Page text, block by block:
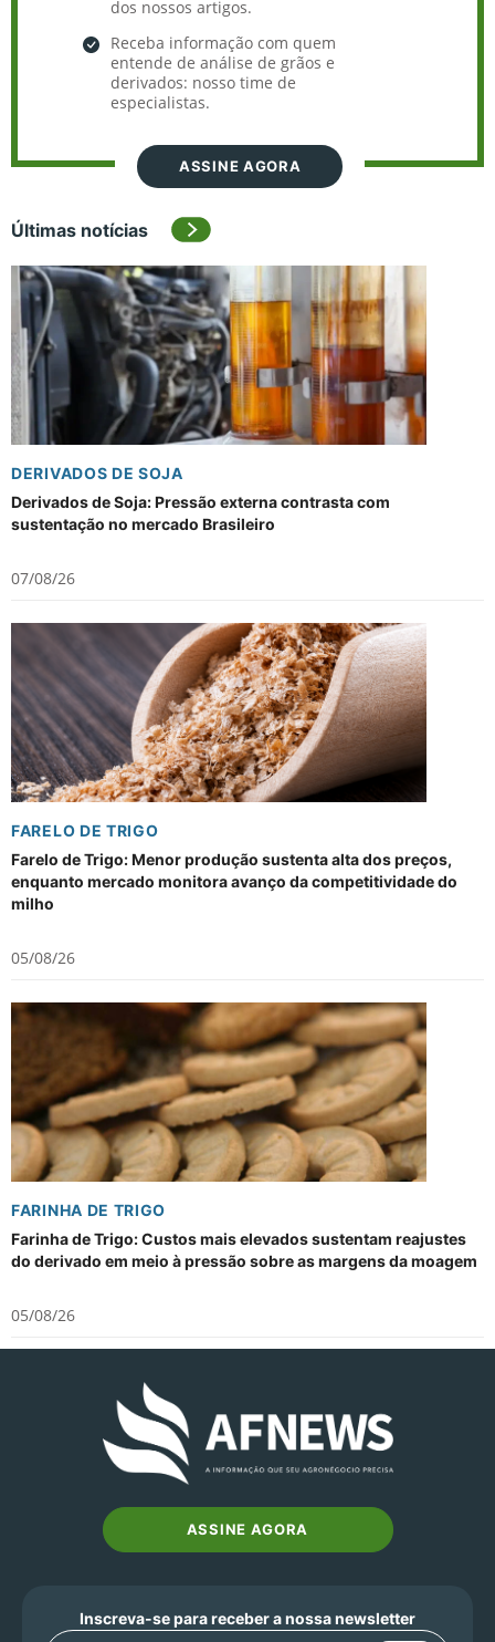
dos nossos artigos.
Receba informação com quem
entende de análise de grãos e
derivados: nosso time de
especialistas.
ASSINE AGORA
Últimas notícias
DERIVADOS DE SOJA
Derivados de Soja: Pressão externa contrasta com
sustentação no mercado Brasileiro
07/08/26
FARELO DE TRIGO
Farelo de Trigo: Menor produção sustenta alta dos preços,
enquanto mercado monitora avanço da competitividade do
milho
05/08/26
FARINHA DE TRIGO
Farinha de Trigo: Custos mais elevados sustentam reajustes
do derivado em meio à pressão sobre as margens da moagem
05/08/26
ASSINE AGORA
Inscreva-se para receber a nossa newsletter